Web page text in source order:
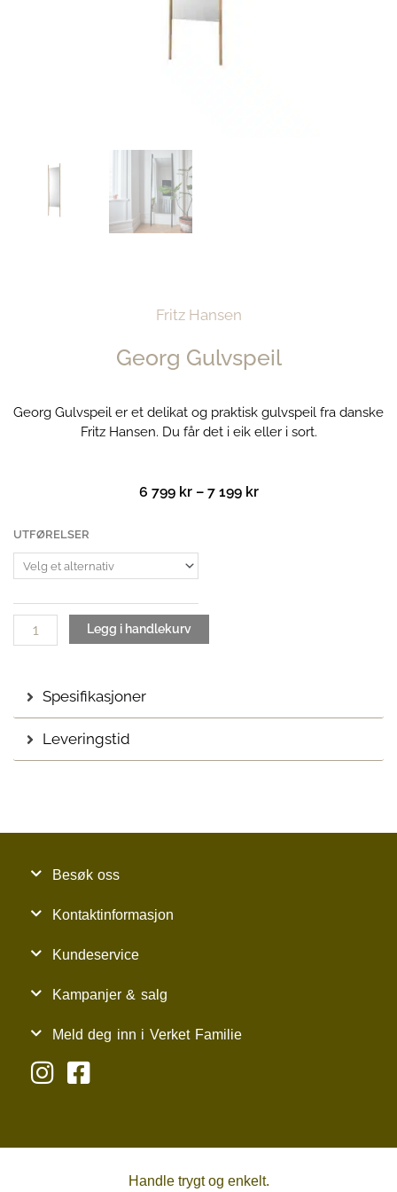
Fritz Hansen
Georg Gulvspeil
Georg Gulvspeil er et delikat og praktisk gulvspeil fra danske
Fritz Hansen. Du får det i eik eller i sort.
6 799 kr – 7 199 krPrisområde:
UTFØRELSER
Georg
Gulvspeil
antall
Legg i handlekurv
Spesifikasjoner
Leveringstid
Besøk oss
Kontaktinformasjon
Kundeservice
Kampanjer & salg
Meld deg inn i Verket Familie
Handle trygt og enkelt.